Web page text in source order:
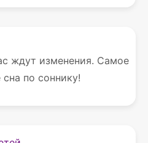
ждут изменения. Самое
по соннику!